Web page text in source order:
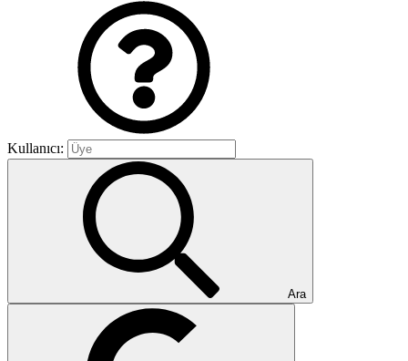
Kullanıcı:
Ara